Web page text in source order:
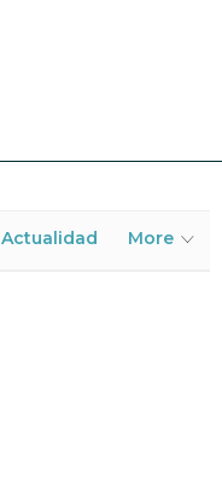
Actualidad More